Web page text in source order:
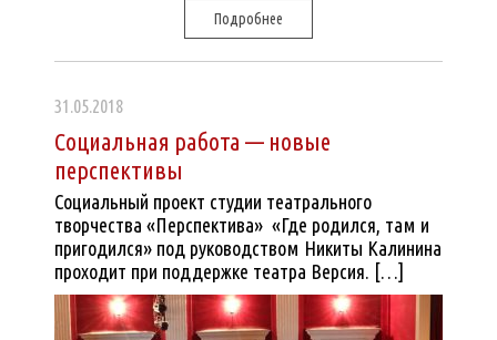
Подробнее
31.05.2018
Социальная работа — новые
перспективы
Социальный проект cтудии театрального
творчества «Перспектива» «Где родился, там и
пригодился» под руководством Никиты Калинина
проходит при поддержке театра Версия. […]